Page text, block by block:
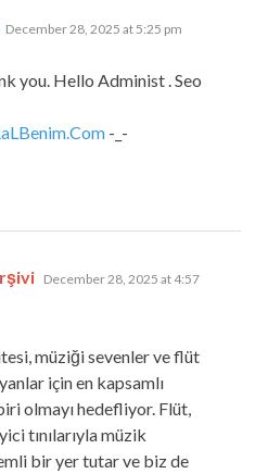
says:
December 28, 2025 at 5:25 pm
you. Hello Administ . Seo
-_-
says:
December 28, 2025 at 4:57
müziği sevenler ve flüt
için en kapsamlı
olmayı hedefliyor. Flüt,
tınılarıyla müzik
bir yer tutar ve biz de